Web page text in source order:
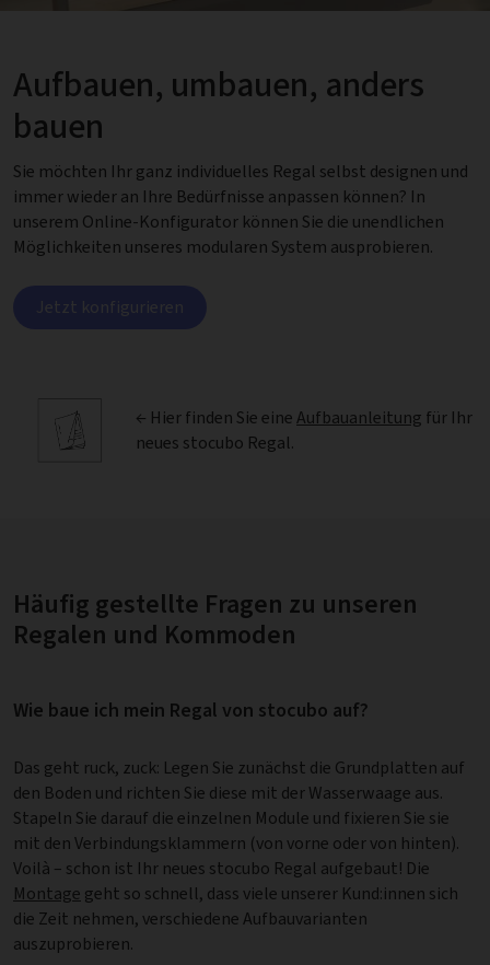
Aufbauen, umbauen, anders
bauen
Sie möchten Ihr ganz individuelles Regal selbst designen und
immer wieder an Ihre Bedürfnisse anpassen können? In
unserem Online-Konfigurator können Sie die unendlichen
Möglichkeiten unseres modularen System ausprobieren.
Jetzt konfigurieren
← Hier finden Sie eineAufbauanleitung für Ihr
neues stocubo Regal.
Häufig gestellte Fragen zu unseren
Regalen und Kommoden
Wie baue ich mein Regal von stocubo auf?
Das geht ruck, zuck: Legen Sie zunächst die Grundplatten auf
den Boden und richten Sie diese mit der Wasserwaage aus.
Stapeln Sie darauf die einzelnen Module und fixieren Sie sie
mit den Verbindungsklammern (von vorne oder von hinten).
Voilà – schon ist Ihr neues stocubo Regal aufgebaut! Die
Montage geht so schnell, dass viele unserer Kund:innen sich
die Zeit nehmen, verschiedene Aufbauvarianten
auszuprobieren.